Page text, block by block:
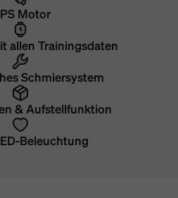
Motor
allen Trainingsdaten
Schmiersystem
& Aufstellfunktion
Beleuchtung